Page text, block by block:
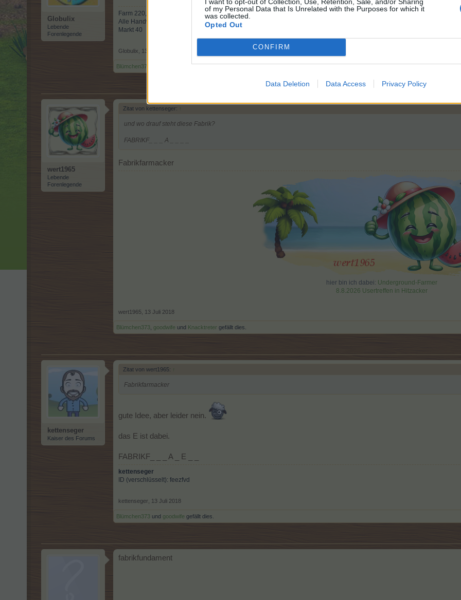
of my Personal Data that Is Unrelated with the Purposes for which it
was collected.
Opted Out
CONFIRM
Data Deletion Data Access Privacy Policy
Globulix
Lebende
Forenlegende
Farm 220, Bahama 474
Alle Handwerke auf 5
Markt 40
Droppen, aber richtig
Globulix 13 Juli 2018
Blümchen373
wert1965
Lebende
Forenlegende
Zitat von kettenseger: ↑
und wo drauf steht diese Fabrik?
FABRIKF_ _ _ A _ _ _ _
Fabrikfarmacker
hier bin ich dabei: Underground-Farmer
8.8.2026 Usertreffen in Hitzacker
wert1965 13 Juli 2018
Blümchen373 goodwife und Knacktreter gefällt dies.
kettenseger
Kaiser des Forums
Zitat von wert1965: ↑
Fabrikfarmacker
gute Idee, aber leider nein.
das E ist dabei.
FABRIKF_ _ _ A _ E _ _
kettenseger
ID (verschlüsselt): feezfvd
kettenseger 13 Juli 2018
Blümchen373 und goodwife gefällt dies.
fabrikfundament